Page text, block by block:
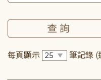
每頁顯示 筆記錄 (